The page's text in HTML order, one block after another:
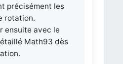
précisément les
rotation.
ensuite avec le
Math93 dès